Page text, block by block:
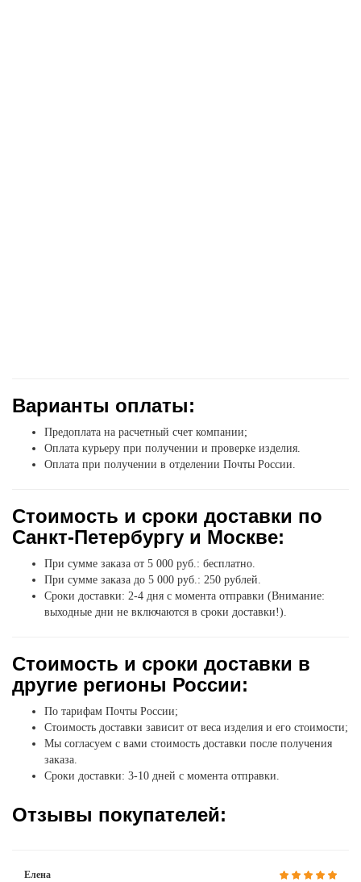
Варианты оплаты:
Предоплата на расчетный счет компании;
Оплата курьеру при получении и проверке изделия.
Оплата при получении в отделении Почты России.
Стоимость и сроки доставки по
Санкт-Петербургу и Москве:
При сумме заказа от 5 000 руб.: бесплатно.
При сумме заказа до 5 000 руб.: 250 рублей.
Сроки доставки: 2-4 дня с момента отправки (Внимание:
выходные дни не включаются в сроки доставки!).
Стоимость и сроки доставки в
другие регионы России:
По тарифам Почты России;
Стоимость доставки зависит от веса изделия и его стоимости;
Мы согласуем с вами стоимость доставки после получения
заказа.
Сроки доставки: 3-10 дней с момента отправки.
Отзывы покупателей:
Елена